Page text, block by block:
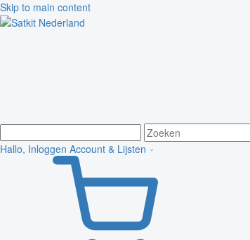
Skip to main content
Hallo, Inloggen Account & Lijsten